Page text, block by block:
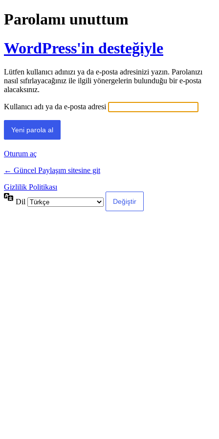
Parolamı unuttum
WordPress'in desteğiyle
Lütfen kullanıcı adınızı ya da e-posta adresinizi yazın. Parolanızı
nasıl sıfırlayacağınız ile ilgili yönergelerin bulunduğu bir e-posta
alacaksınız.
Kullanıcı adı ya da e-posta adresi
Oturum aç
← Güncel Paylaşım sitesine git
Gizlilik Politikası
Dil